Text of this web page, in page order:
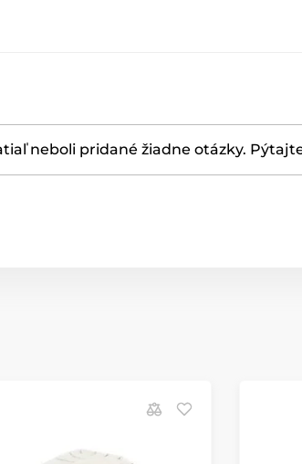
neboli pridané žiadne otázky.